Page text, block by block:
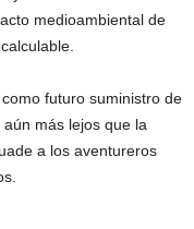
medioambiental de
futuro suministro de
más lejos que la
a los aventureros